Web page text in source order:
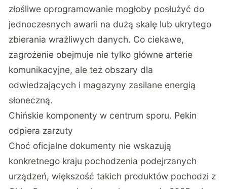
złośliwe oprogramowanie mogłoby posłużyć do
jednoczesnych awarii na dużą skalę lub ukrytego
zbierania wrażliwych danych. Co ciekawe,
zagrożenie obejmuje nie tylko główne arterie
komunikacyjne, ale też obszary dla
odwiedzających i magazyny zasilane energią
słoneczną.
Chińskie komponenty w centrum sporu. Pekin
odpiera zarzuty
Choć oficjalne dokumenty nie wskazują
konkretnego kraju pochodzenia podejrzanych
urządzeń, większość takich produktów pochodzi z